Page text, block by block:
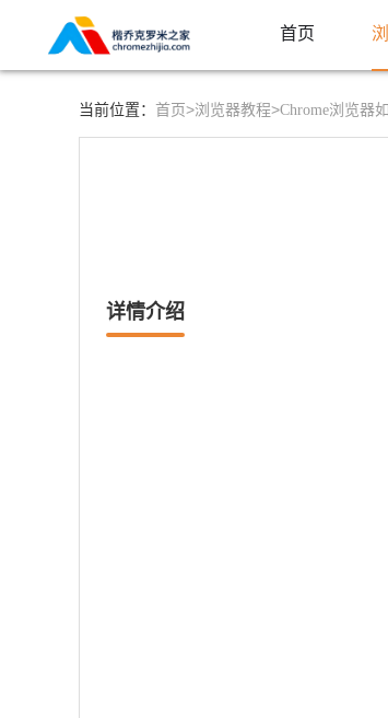
首页
当前位置： 首页>浏览器教程>Chrome浏览器
详情介绍